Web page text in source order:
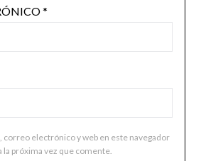
*
correo electrónico y web en este navegador
la próxima vez que comente.